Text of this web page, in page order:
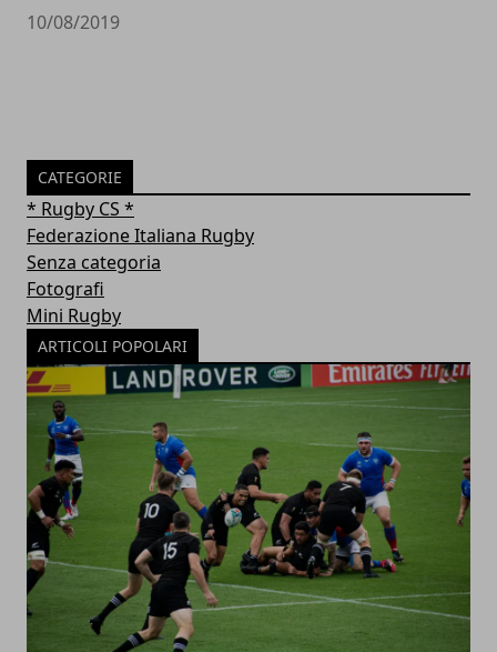
10/08/2019
CATEGORIE
* Rugby CS *
Federazione Italiana Rugby
Senza categoria
Fotografi
Mini Rugby
ARTICOLI POPOLARI